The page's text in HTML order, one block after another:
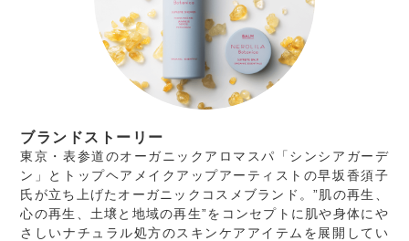
ブランドストーリー
東京・表参道のオーガニックアロマスパ「シンシアガーデ
ン」とトップヘアメイクアップアーティストの早坂香須子
氏が立ち上げたオーガニックコスメブランド。”肌の再生、
心の再生、土壌と地域の再生”をコンセプトに肌や身体にや
さしいナチュラル処方のスキンケアアイテムを展開してい